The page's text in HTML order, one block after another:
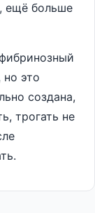
ещё больше
но это
создана,
трогать не